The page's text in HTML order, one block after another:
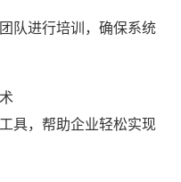
队进行培训，确保系统
具，帮助企业轻松实现